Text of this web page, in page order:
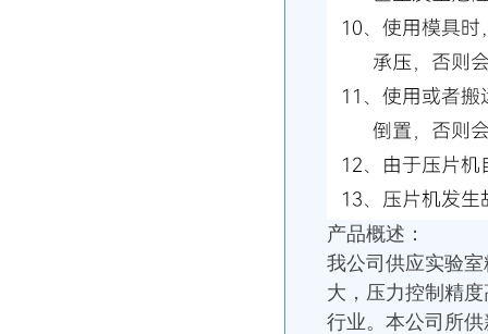
产品概述：
我公司供应实验
大，压力控制精
行业。本公司所